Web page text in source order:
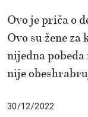
Ovo je priča o
Ovo su žene
nijedna
nije
30/12/2022